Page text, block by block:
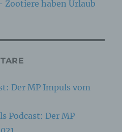
Zootiere haben Urlaub
Der MP Impuls vom
Podcast: Der MP
Person, deren